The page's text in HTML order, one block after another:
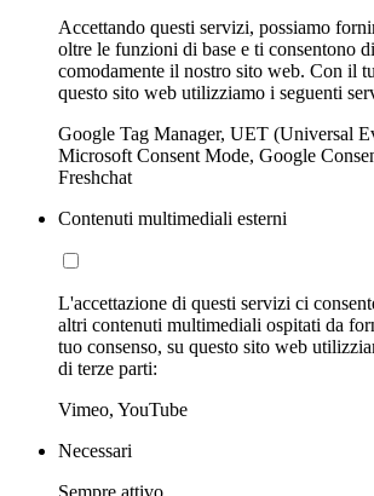
Accettando questi servizi, possiamo
oltre le funzioni di base e ti consentono
comodamente il nostro sito web. Con il
questo sito web utilizziamo i seguenti
Google Tag Manager, UET (Universal
Microsoft Consent Mode, Google
Freshchat
Contenuti multimediali esterni
L'accettazione di questi servizi ci
altri contenuti multimediali ospitati da
tuo consenso, su questo sito web
di terze parti:
Vimeo, YouTube
Necessari
Sempre attivo